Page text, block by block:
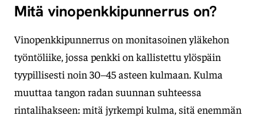
Mitä vinopenkkipunnerrus on?
Vinopenkkipunnerrus on monitasoinen yläkehon
työntöliike, jossa penkki on kallistettu ylöspäin
tyypillisesti noin 30–45 asteen kulmaan. Kulma
muuttaa tangon radan suunnan suhteessa
rintalihakseen: mitä jyrkempi kulma, sitä enemmän